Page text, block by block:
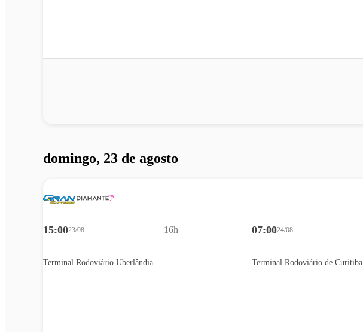
domingo, 23 de agosto
15:0023/08
Terminal Rodoviário Uberlândia
07:0024/08
Terminal Rodoviário de Curitiba
16h